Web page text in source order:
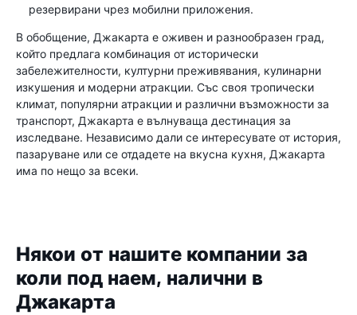
резервирани чрез мобилни приложения.
В обобщение, Джакарта е оживен и разнообразен град,
който предлага комбинация от исторически
забележителности, културни преживявания, кулинарни
изкушения и модерни атракции. Със своя тропически
климат, популярни атракции и различни възможности за
транспорт, Джакарта е вълнуваща дестинация за
изследване. Независимо дали се интересувате от история,
пазаруване или се отдадете на вкусна кухня, Джакарта
има по нещо за всеки.
Някои от нашите компании за
коли под наем, налични в
Джакарта